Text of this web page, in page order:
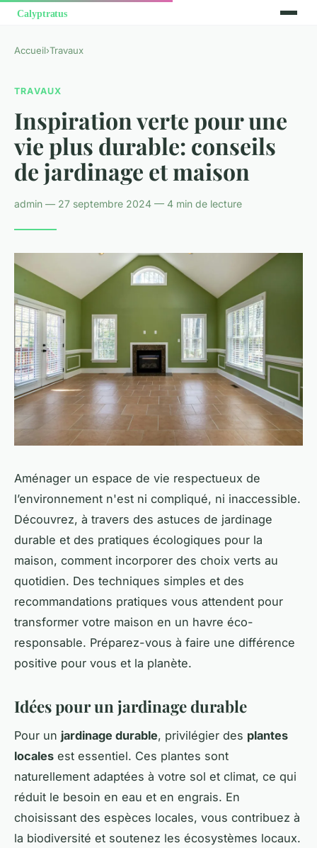
Accueil›Travaux
TRAVAUX
Inspiration verte pour une
vie plus durable: conseils
de jardinage et maison
admin — 27 septembre 2024 — 4 min de lecture
Aménager un espace de vie respectueux de
l’environnement n'est ni compliqué, ni inaccessible.
Découvrez, à travers des astuces de jardinage
durable et des pratiques écologiques pour la
maison, comment incorporer des choix verts au
quotidien. Des techniques simples et des
recommandations pratiques vous attendent pour
transformer votre maison en un havre éco-
responsable. Préparez-vous à faire une différence
positive pour vous et la planète.
Idées pour un jardinage durable
Pour un jardinage durable, privilégier des plantes
locales est essentiel. Ces plantes sont
naturellement adaptées à votre sol et climat, ce qui
réduit le besoin en eau et en engrais. En
choisissant des espèces locales, vous contribuez à
la biodiversité et soutenez les écosystèmes locaux.